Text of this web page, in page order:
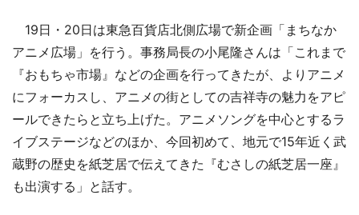
19日・20日は東急百貨店北側広場で新企画「まちなか
アニメ広場」を行う。事務局長の小尾隆さんは「これまで
『おもちゃ市場』などの企画を行ってきたが、よりアニメ
にフォーカスし、アニメの街としての吉祥寺の魅力をアピ
ールできたらと立ち上げた。アニメソングを中心とするラ
イブステージなどのほか、今回初めて、地元で15年近く武
蔵野の歴史を紙芝居で伝えてきた『むさしの紙芝居一座』
も出演する」と話す。